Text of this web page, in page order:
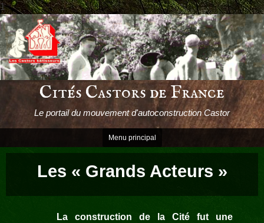
1
Passer
le
contenu
Cités Castors de France
Le portail du mouvement d'autoconstruction Castor
Menu principal
Les « Grands Acteurs »
La construction de la Cité fut une